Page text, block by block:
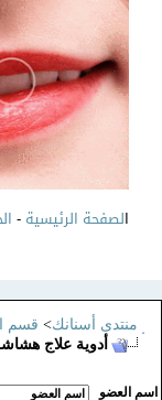
لصفحة الرئيسية-
منتدى أسنانك>قسم
أدوية علاج
اسم العضو